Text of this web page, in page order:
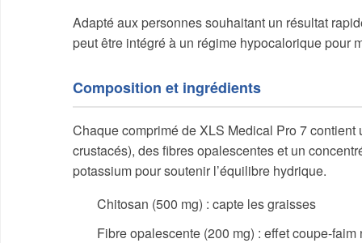
Adapté aux personnes souhaitant un résultat
peut être intégré à un régime hypocalorique pour
Composition et ingrédients
Chaque comprimé de XLS Medical Pro 7
crustacés), des fibres opalescentes et un
potassium pour soutenir l’équilibre hydrique.
Chitosan (500 mg) : capte les graisses
Fibre opalescente (200 mg) : effet coupe-faim